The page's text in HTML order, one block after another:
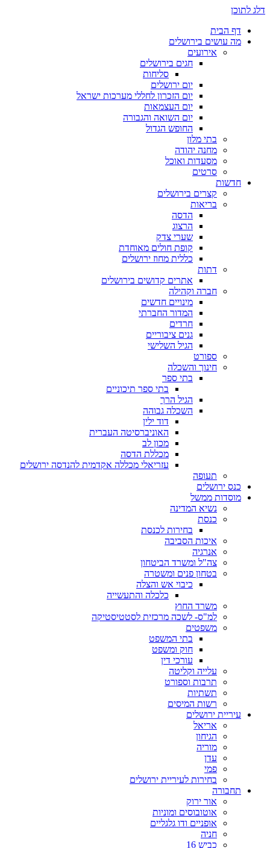
דלג לתוכן
דף הבית
מה עושים בירושלים
אירועים
חגים בירושלים
סליחות
יום ירושלים
יום הזכרון לחללי מערכות ישראל
יום העצמאות
יום השואה והגבורה
החופש הגדול
בתי מלון
מחנה יהודה
מסעדות ואוכל
סרטים
חדשות
קצרים בירושלים
בריאות
הדסה
הרצוג
שערי צדק
קופת חולים מאוחדת
כללית מחוז ירושלים
דתות
אתרים קדושים בירושלים
חברה וקהילה
מינויים חדשים
המדור החברתי
חרדים
גנים ציבוריים
הגיל השלישי
ספורט
חינוך והשכלה
בתי ספר
בתי ספר תיכוניים
הגיל הרך
השכלה גבוהה
דוד ילין
האוניברסיטה העברית
מכון לב
מכללת הדסה
עזריאלי מכללה אקדמית להנדסה ירושלים
תעופה
כנס ירושלים
מוסדות ממשל
נשיא המדינה
כנסת
בחירות לכנסת
איכות הסביבה
אנרגיה
צה"ל ומשרד הביטחון
בטחון פנים ומשטרה
כיבוי אש והצלה
כלכלה והתעשייה
משרד החוץ
למ"ס- לשכה מרכזית לסטטיסטיקה
משפטים
בתי המשפט
חוק ומשפט
עורכי דין
עלייה וקליטה
תרבות וספורט
תשתיות
רשות המיסים
עיריית ירושלים
אריאל
הגיחון
מוריה
עדן
פמי
בחירות לעיריית ירושלים
תחבורה
אור ירוק
אוטובוסים ומוניות
אופניים ודו גלגליים
חניה
כביש 16